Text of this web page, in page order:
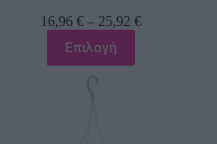
16,96€ – 25,92€
Επιλογή